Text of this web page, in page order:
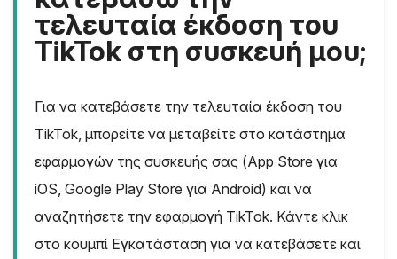
τελευταία έκδοση του
TikTok στη συσκευή μου;
Για να κατεβάσετε την τελευταία έκδοση του
TikTok, μπορείτε να μεταβείτε στο κατάστημα
εφαρμογών της συσκευής σας (App Store για
iOS, Google Play Store για Android) και να
αναζητήσετε την εφαρμογή TikTok. Κάντε κλικ
στο κουμπί Εγκατάσταση για να κατεβάσετε και